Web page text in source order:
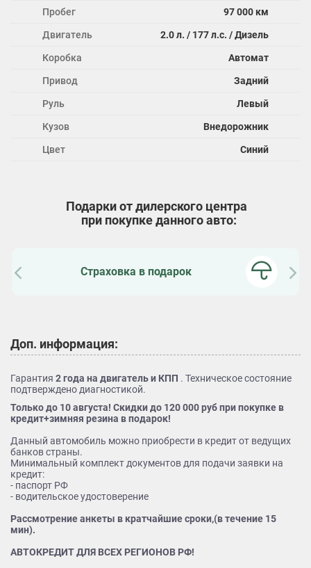
Пробег 97 000 км
Двигатель 2.0 л. / 177 л.с. / Дизель
Коробка Автомат
Привод Задний
Руль Левый
Кузов Внедорожник
Цвет Синий
Подарки от дилерского центра
при покупке данного авто:
Страховка в подарок
Доп. информация:
Гарантия 2 года на двигатель и КПП . Техническое состояние
подтверждено диагностикой.
Только до 10 августа! Скидки до 120 000 руб при покупке в
кредит+зимняя резина в подарок!
Данный автомобиль можно приобрести в кредит от ведущих
банков страны.
Минимальный комплект документов для подачи заявки на
кредит:
- паспорт РФ
- водительское удостоверение
Рассмотрение анкеты в кратчайшие сроки,(в течение 15
мин).
АВТОКРЕДИТ ДЛЯ ВСЕХ РЕГИОНОВ РФ!